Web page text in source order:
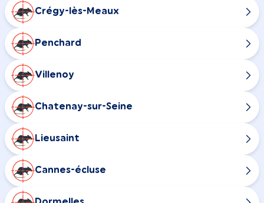
Crégy-lès-Meaux
Penchard
Villenoy
Chatenay-sur-Seine
Lieusaint
Cannes-écluse